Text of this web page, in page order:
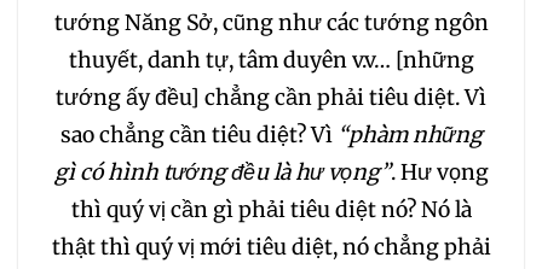
tướng Năng Sở, cũng như các tướng ngôn
thuyết, danh tự, tâm duyên v.v… [những
tướng ấy đều] chẳng cần phải tiêu diệt. Vì
sao chẳng cần tiêu diệt? Vì “phàm những
gì có hình tướng đều là hư vọng”. Hư vọng
thì quý vị cần gì phải tiêu diệt nó? Nó là
thật thì quý vị mới tiêu diệt, nó chẳng phải